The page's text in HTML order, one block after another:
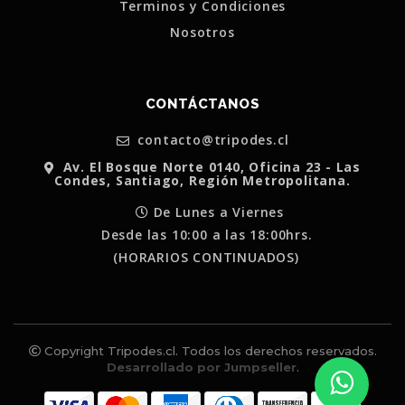
Terminos y Condiciones
Nosotros
CONTÁCTANOS
contacto@tripodes.cl
Av. El Bosque Norte 0140, Oficina 23 - Las
Condes, Santiago, Región Metropolitana.
De Lunes a Viernes
Desde las 10:00 a las 18:00hrs.
(HORARIOS CONTINUADOS)
Copyright Tripodes.cl. Todos los derechos reservados.
Desarrollado por Jumpseller.